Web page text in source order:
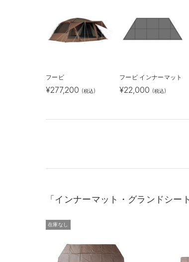
フービ
¥277,200 (税込)
フービ インナーマット
¥22,000 (税込)
「インナーマット・グランドシー
在庫なし